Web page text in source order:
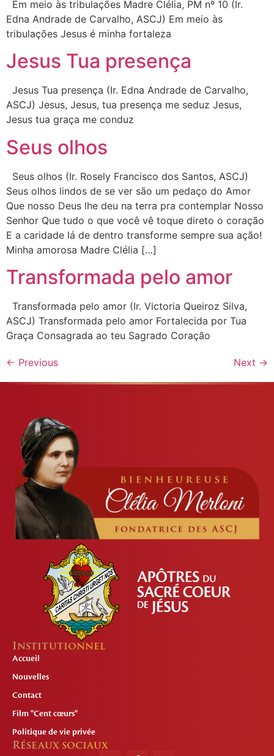
Em meio às tribulações Madre Clélia, PM nº 10 (Ir.
Edna Andrade de Carvalho, ASCJ) Em meio às
tribulações Jesus é minha fortaleza
Jesus Tua presença
Jesus Tua presença (Ir. Edna Andrade de Carvalho,
ASCJ) Jesus, Jesus, tua presença me seduz Jesus,
Jesus tua graça me conduz
Seus olhos
Seus olhos (Ir. Rosely Francisco dos Santos, ASCJ)
Seus olhos lindos de se ver são um pedaço do Amor
Que nosso Deus lhe deu na terra pra contemplar Nosso
Senhor Que tudo o que você vê toque direto o coração
E a caridade lá de dentro transforme sempre sua ação!
Minha amorosa Madre Clélia […]
Transformada pelo amor
Transformada pelo amor (Ir. Victoria Queiroz Silva,
ASCJ) Transformada pelo amor Fortalecida por Tua
Graça Consagrada ao teu Sagrado Coração
← Previous Next →
Institutionnel
Accueil
Nouvelles
Contact
Film "Cent cœurs"
Politique de vie privée
Réseaux sociaux